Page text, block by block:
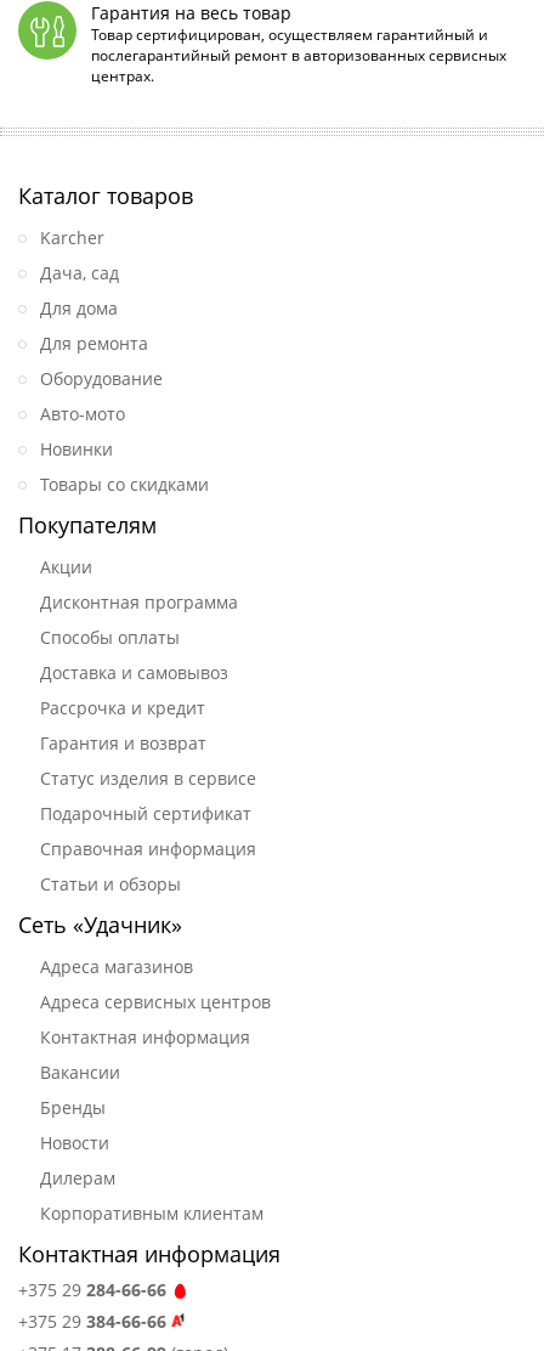
Гарантия на весь товар
Товар сертифицирован, осуществляем гарантийный и
послегарантийный ремонт в авторизованных сервисных
центрах.
Каталог товаров
Karcher
Дача, сад
Для дома
Для ремонта
Оборудование
Авто-мото
Новинки
Товары со скидками
Покупателям
Акции
Дисконтная программа
Способы оплаты
Доставка и самовывоз
Рассрочка и кредит
Гарантия и возврат
Статус изделия в сервисе
Подарочный сертификат
Справочная информация
Статьи и обзоры
Сеть «Удачник»
Адреса магазинов
Адреса сервисных центров
Контактная информация
Вакансии
Бренды
Новости
Дилерам
Корпоративным клиентам
Контактная информация
+375 29 284-66-66
+375 29 384-66-66